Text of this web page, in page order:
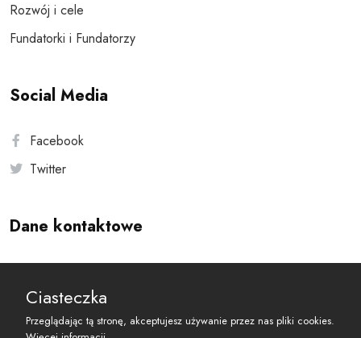
Rozwój i cele
Fundatorki i Fundatorzy
Social Media
Facebook
Twitter
Dane kontaktowe
reset@resetobywatelski.pl
Ciasteczka
Przeglądając tą stronę, akceptujesz używanie przez nas pliki cookies.